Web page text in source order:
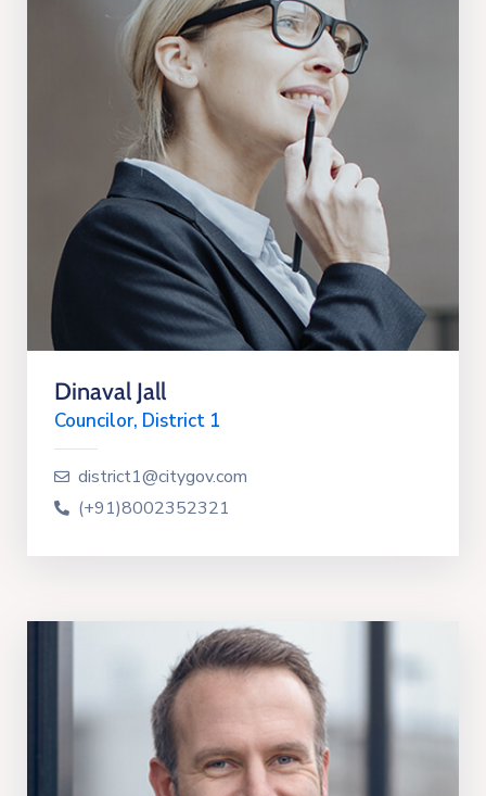
Dinaval Jall
Councilor, District 1
district1@citygov.com
(+91)8002352321